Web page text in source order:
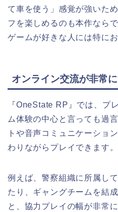
て車を使う」感覚が強いた
フを楽しめるのも本作なら
ゲームが好きな人には特にお
オンライン交流が非常
『OneState RP』では、プ
ム体験の中心と言っても過
トや音声コミュニケーショ
わりながらプレイできます。
例えば、警察組織に所属し
たり、ギャングチームを結
と、協力プレイの幅が非常